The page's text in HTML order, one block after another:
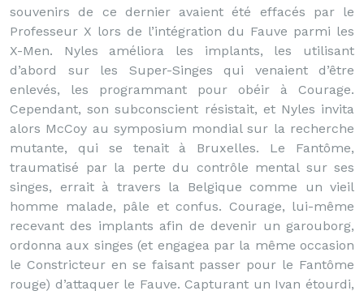
souvenirs de ce dernier avaient été effacés par le
Professeur X lors de l’intégration du Fauve parmi les
X-Men. Nyles améliora les implants, les utilisant
d’abord sur les Super-Singes qui venaient d’être
enlevés, les programmant pour obéir à Courage.
Cependant, son subconscient résistait, et Nyles invita
alors McCoy au symposium mondial sur la recherche
mutante, qui se tenait à Bruxelles. Le Fantôme,
traumatisé par la perte du contrôle mental sur ses
singes, errait à travers la Belgique comme un vieil
homme malade, pâle et confus. Courage, lui-même
recevant des implants afin de devenir un garouborg,
ordonna aux singes (et engagea par la même occasion
le Constricteur en se faisant passer pour le Fantôme
rouge) d’attaquer le Fauve. Capturant un Ivan étourdi,